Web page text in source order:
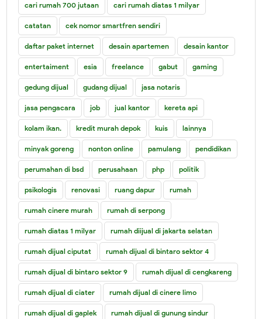
cari rumah 700 jutaan cari rumah diatas 1 milyar
catatan cek nomor smartfren sendiri
daftar paket internet desain apartemen desain kantor
entertaiment esia freelance gabut gaming
gedung dijual gudang dijual jasa notaris
jasa pengacara job jual kantor kereta api
kolam ikan. kredit murah depok kuis lainnya
minyak goreng nonton online pamulang pendidikan
perumahan di bsd perusahaan php politik
psikologis renovasi ruang dapur rumah
rumah cinere murah rumah di serpong
rumah diatas 1 milyar rumah diijual di jakarta selatan
rumah dijual ciputat rumah dijual di bintaro sektor 4
rumah dijual di bintaro sektor 9 rumah dijual di cengkareng
rumah dijual di ciater rumah dijual di cinere limo
rumah dijual di gaplek rumah dijual di gunung sindur